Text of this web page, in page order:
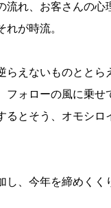
流れ、お客さんの心
が時流。
らえないものととら
フォローの風に乗
とそう、オモシロ
し、今年を締めくく